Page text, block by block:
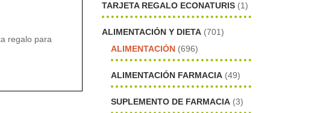
regalo para
TARJETA REGALO ECONATURIS (1)
ALIMENTACIÓN Y DIETA (701)
ALIMENTACIÓN (696)
ALIMENTACIÓN FARMACIA (49)
SUPLEMENTO DE FARMACIA (3)